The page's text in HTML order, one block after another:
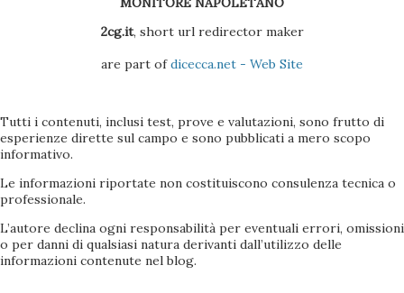
2cg.it, short url redirector maker
are part ofdicecca.net - Web Site
Tutti i contenuti, inclusi test, prove e valutazioni, sono frutto di
esperienze dirette sul campo e sono pubblicati a mero scopo
informativo.
Le informazioni riportate non costituiscono consulenza tecnica o
professionale.
L’autore declina ogni responsabilità per eventuali errori, omissioni
o per danni di qualsiasi natura derivanti dall’utilizzo delle
informazioni contenute nel blog.